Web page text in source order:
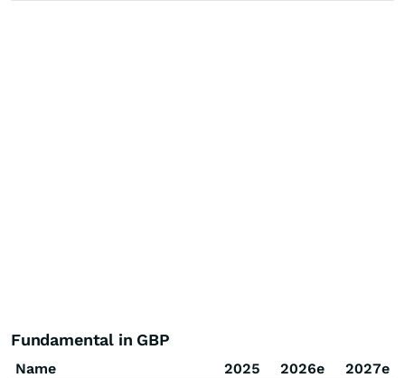
Fundamental in GBP
Name 2025 2026e
2027e